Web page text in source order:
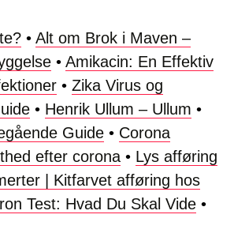
• Alt om Brok i Maven –
• Amikacin: En Effektiv
• Zika Virus og
• Henrik Ullum – Ullum •
Guide • Corona
efter corona • Lys afføring
| Kitfarvet afføring hos
Test: Hvad Du Skal Vide •